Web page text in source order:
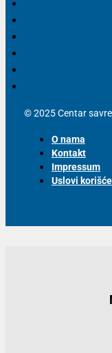
© 2025 Centar
O nama
Kontakt
Impressum
Uslovi